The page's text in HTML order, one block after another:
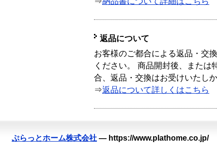
返品について
お客様のご都合による返品・交
ください。 商品開封後、または
合、返品・交換はお受けいたし
⇒返品について詳しくはこちら
ぷらっとホーム株式会社 — https://www.plathome.co.jp/